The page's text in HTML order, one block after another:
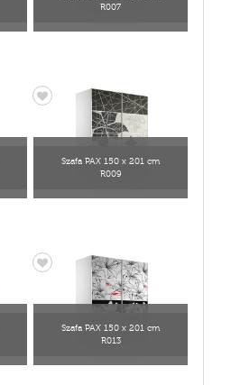
R007
Szafa PAX 150 x 201 cm
R009
Szafa PAX 150 x 201 cm
R013